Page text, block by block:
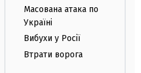
Масована атака по
Україні
Вибухи у Росії
Втрати ворога